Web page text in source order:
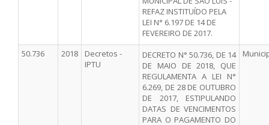
REFAZ INSTITUÍDO PELA
LEI N° 6.197 DE 14 DE
FEVEREIRO DE 2017.
50.736 2018
Decretos -
IPTU
DECRETO N° 50.736, DE 14
DE MAIO DE 2018, QUE
REGULAMENTA A LEI N°
6.269, DE 28 DE OUTUBRO
DE 2017, ESTIPULANDO
DATAS DE VENCIMENTOS
PARA O PAGAMENTO DO